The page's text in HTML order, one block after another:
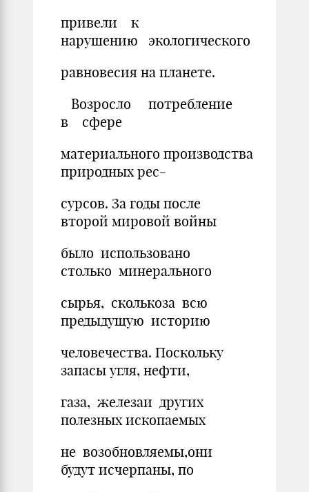
привели к
нарушению экологического
равновесия на планете.
Возросло потребление
в сфере
материального производства
природных рес-
сурсов. За годы после
второй мировой войны
было использовано
столько минерального
сырья, сколькоза всю
предыдущую историю
человечества. Поскольку
запасы угля, нефти,
газа, железаи других
полезных ископаемых
не возобновляемы,они
будут исчерпаны, по